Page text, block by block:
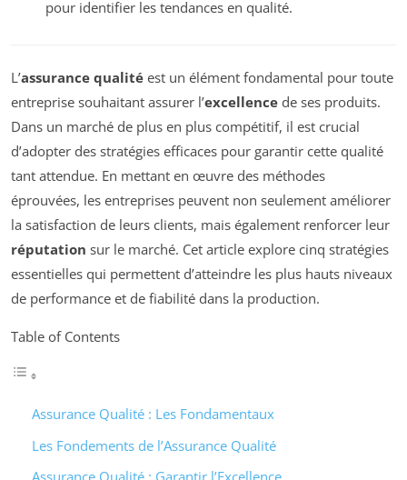
pour identifier les tendances en qualité.
L’assurance qualité est un élément fondamental pour toute
entreprise souhaitant assurer l’excellence de ses produits.
Dans un marché de plus en plus compétitif, il est crucial
d’adopter des stratégies efficaces pour garantir cette qualité
tant attendue. En mettant en œuvre des méthodes
éprouvées, les entreprises peuvent non seulement améliorer
la satisfaction de leurs clients, mais également renforcer leur
réputation sur le marché. Cet article explore cinq stratégies
essentielles qui permettent d’atteindre les plus hauts niveaux
de performance et de fiabilité dans la production.
Table of Contents
Assurance Qualité : Les Fondamentaux
Les Fondements de l’Assurance Qualité